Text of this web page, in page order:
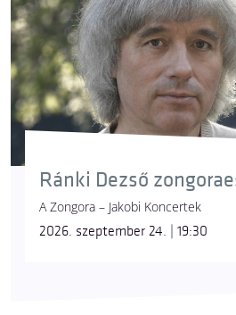
Ránki Dezső
A Zongora – Jakobi Koncertek
2026. szeptember 24. | 19:30